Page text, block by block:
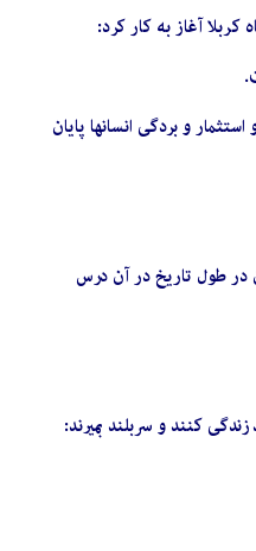
آغاز به کار کرد:
.
و بردگى انسانها پايان
در طول تاريخ در آن درس‏
كنند و سربلند بميرند: